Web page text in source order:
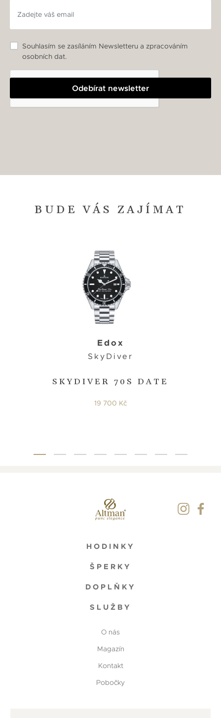
Odebírat newsletter
Souhlasím se zasíláním Newsletteru a zpracováním
osobních dat.
BUDE VÁS ZAJÍMAT
SKYDIVER 70S DATE
Edox
SkyDiver
19 700 Kč
HODINKY
ŠPERKY
DOPLŇKY
SLUŽBY
O nás
Magazín
Kontakt
Pobočky